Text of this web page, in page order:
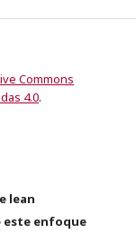
Commons
4.0.
lean
este enfoque